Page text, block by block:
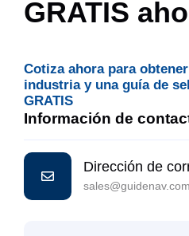
GRATIS
Cotiza ahora para
industria y una guía de
GRATIS
Información de
Dirección de
sales@guidenav.com